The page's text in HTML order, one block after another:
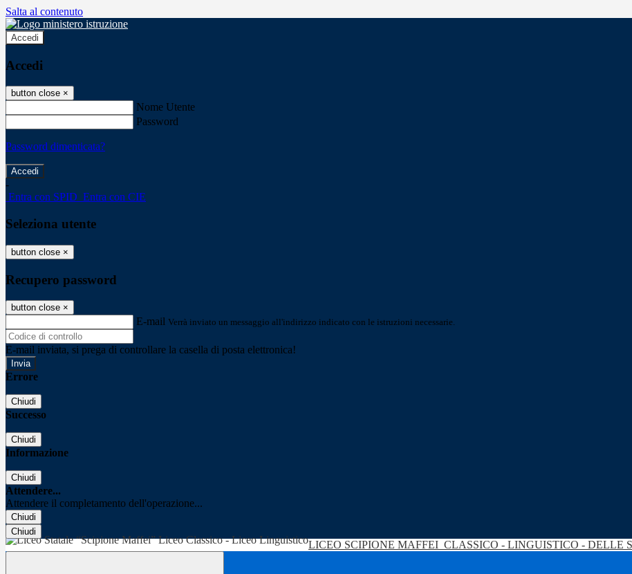
Salta al contenuto
Accedi
Accedi
button close ×
Nome Utente
Password
Password dimenticata?
-
Entra con SPID Entra con CIE
Seleziona utente
button close ×
Recupero password
button close ×
E-mail Verrà inviato un messaggio all'indirizzo indicato con le istruzioni necessarie.
E-mail inviata, si prega di controllare la casella di posta elettronica!
Errore
Chiudi
Successo
Chiudi
Informazione
Chiudi
Attendere...
Attendere il completamento dell'operazione...
Chiudi
Chiudi
LICEO SCIPIONE MAFFEI CLASSICO - LINGUISTICO - DELLE